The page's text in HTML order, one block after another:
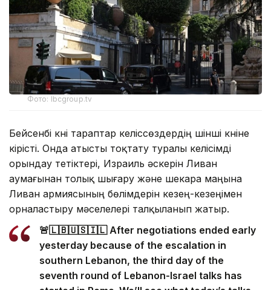
Фото: lbcgroup.tv
Бейсенбі күні тараптар келіссөздердің үшінші күніне
кірісті. Онда атысты тоқтату туралы келісімді
орындау тетіктері, Израиль әскерін Ливан
аумағынан толық шығару және шекара маңына
Ливан армиясының бөлімдерін кезең-кезеңімен
орналастыру мәселелері талқыланып жатыр.
🚨🇱🇧🇺🇸🇮🇱 After negotiations ended early
yesterday because of the escalation in
southern Lebanon, the third day of the
seventh round of Lebanon-Israel talks has